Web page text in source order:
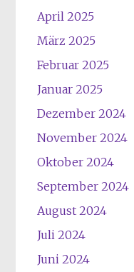
April 2025
März 2025
Februar 2025
Januar 2025
Dezember 2024
November 2024
Oktober 2024
September 2024
August 2024
Juli 2024
Juni 2024